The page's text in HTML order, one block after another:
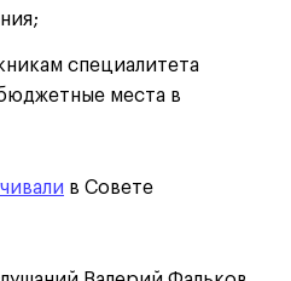
специалитета
места в
в Совете